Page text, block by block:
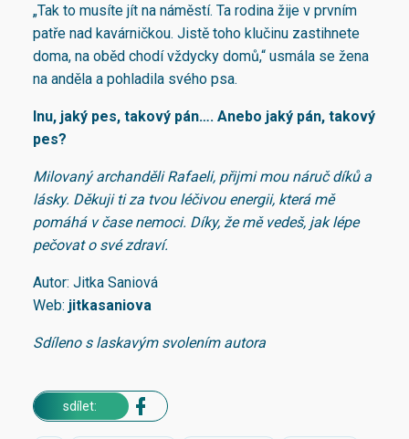
„Tak to musíte jít na náměstí. Ta rodina žije v prvním
patře nad kavárničkou. Jistě toho klučinu zastihnete
doma, na oběd chodí vždycky domů,“ usmála se žena
na anděla a pohladila svého psa.
Inu, jaký pes, takový pán…. Anebo jaký pán, takový
pes?
Milovaný archanděli Rafaeli, přijmi mou náruč díků a
lásky. Děkuji ti za tvou léčivou energii, která mě
pomáhá v čase nemoci. Díky, že mě vedeš, jak lépe
pečovat o své zdraví.
Autor: Jitka Saniová
Web: jitkasaniova
Sdíleno s laskavým svolením autora
sdílet: